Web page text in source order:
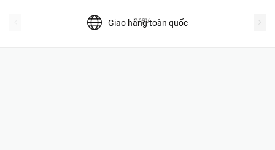
Giao hàng toàn quốc
prev